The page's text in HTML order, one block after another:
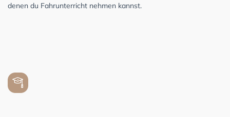
denen du Fahrunterricht nehmen kannst.